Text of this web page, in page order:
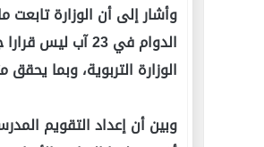
الدوام في 23
الوزارة التربوية، وبما
وبين أن إعداد التقويم